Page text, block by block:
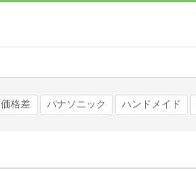
価格差 パナソニック ハンドメイド